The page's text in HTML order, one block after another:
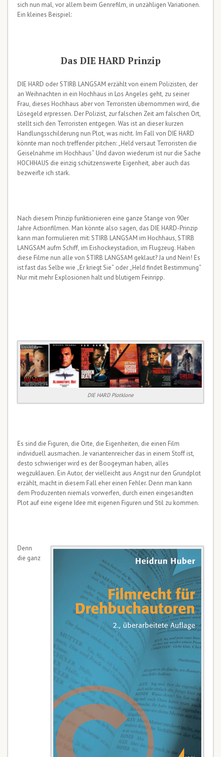
sich nun mal, vor allem beim Genrefilm, in unzähligen Variationen.
Ein kleines Beispiel:
Das DIE HARD Prinzip
DIE HARD oder STIRB LANGSAM erzählt von einem Polizisten, der
an Weihnachten in ein Hochhaus in Los Angeles geht, zu seiner
Frau, dieses Hochhaus aber von Terroristen übernommen wird, die
Lösegeld erpressen. Der Polizist, zur falschen Zeit am falschen Ort,
stellt sich den Terroristen entgegen. Was ist an dieser kurzen
Handlungsschilderung nun Plot, was nicht. Im Fall von DIE HARD
könnte man noch treffender pitchen: „Held versaut Terroristen die
Geiselnahme im Hochhaus“ Und davon wiederum ist nur die Sache
HOCHHAUS die einzig schützenswerte Eigenheit, aber auch das
bezweifle ich stark.
Nach diesem Prinzip funktionieren eine ganze Stange von 90er
Jahre Actionfilmen. Man könnte also sagen, das DIE HARD-Prinzip
kann man formulieren mit: STIRB LANGSAM im Hochhaus, STIRB
LANGSAM aufm Schiff, im Eishockeystadion, im Flugzeug. Haben
diese Filme nun alle von STIRB LANGSAM geklaut? Ja und Nein! Es
ist fast das Selbe wie „Er kriegt Sie“ oder „Held findet Bestimmung“
Nur mit mehr Explosionen halt und blutigem Feinripp.
DIE HARD Plotklone
Es sind die Figuren, die Orte, die Eigenheiten, die einen Film
individuell ausmachen. Je variantenreicher das in einem Stoff ist,
desto schwieriger wird es der Boogeyman haben, alles
wegzuklauen. Ein Autor, der vielleicht aus Angst nur den Grundplot
erzählt, macht in diesem Fall eher einen Fehler. Denn man kann
dem Produzenten niemals vorwerfen, durch einen eingesandten
Plot auf eine eigene Idee mit eigenen Figuren und Stil zu kommen.
Denn
die ganz